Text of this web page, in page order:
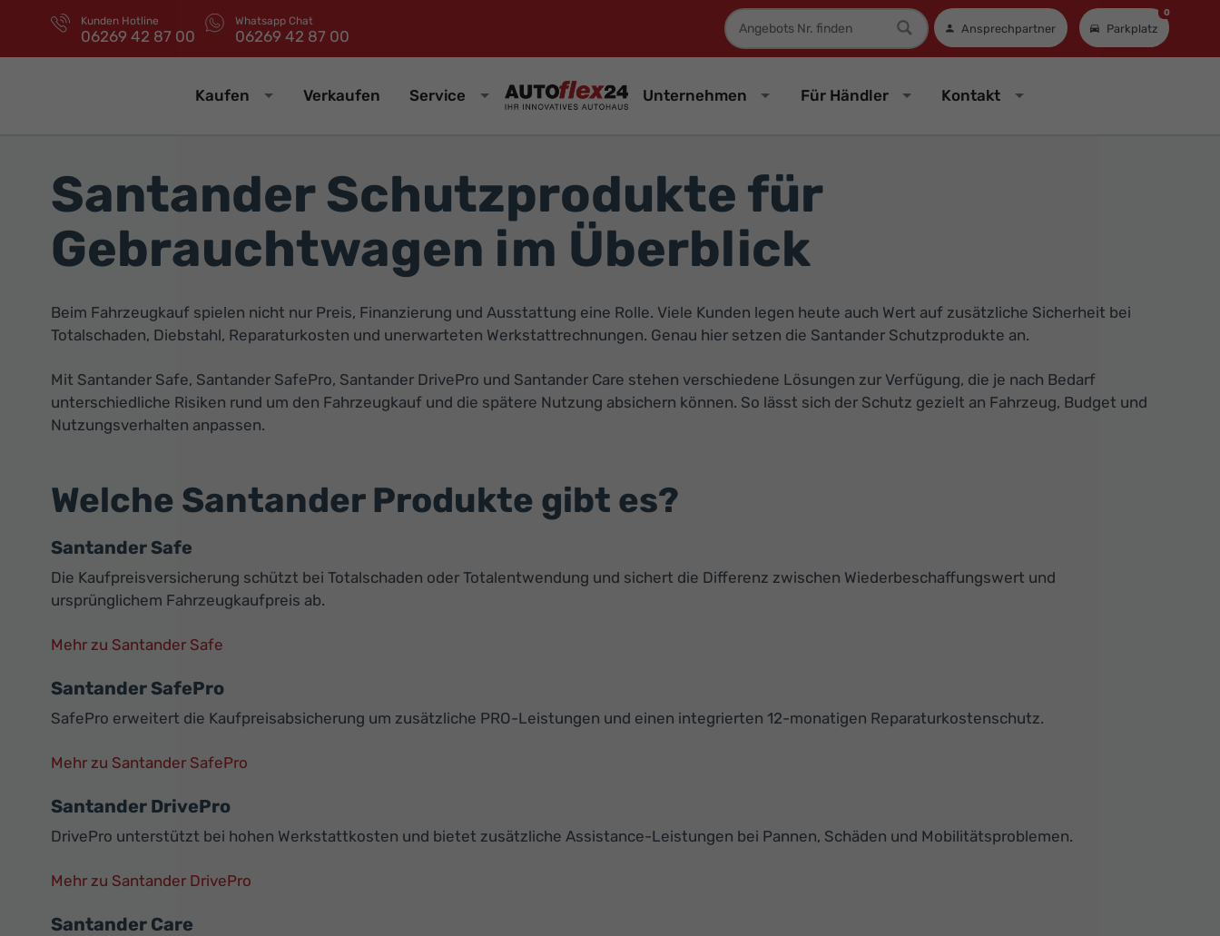
Kunden Hotline
06269 42 87 00
Whatsapp Chat
06269 42 87 00
Fahrzeugnummer
Ansprechpartner Parkplatz
0
Kaufen Verkaufen Service Unternehmen Für Händler Kontakt
Santander Schutzprodukte für
Gebrauchtwagen im Überblick
Beim Fahrzeugkauf spielen nicht nur Preis, Finanzierung und Ausstattung eine Rolle. Viele Kunden legen heute auch Wert auf zusätzliche Sicherheit bei
Totalschaden, Diebstahl, Reparaturkosten und unerwarteten Werkstattrechnungen. Genau hier setzen die Santander Schutzprodukte an.
Mit Santander Safe, Santander SafePro, Santander DrivePro und Santander Care stehen verschiedene Lösungen zur Verfügung, die je nach Bedarf
unterschiedliche Risiken rund um den Fahrzeugkauf und die spätere Nutzung absichern können. So lässt sich der Schutz gezielt an Fahrzeug, Budget und
Nutzungsverhalten anpassen.
Welche Santander Produkte gibt es?
Santander Safe
Die Kaufpreisversicherung schützt bei Totalschaden oder Totalentwendung und sichert die Differenz zwischen Wiederbeschaffungswert und
ursprünglichem Fahrzeugkaufpreis ab.
Mehr zu Santander Safe
Santander SafePro
SafePro erweitert die Kaufpreisabsicherung um zusätzliche PRO-Leistungen und einen integrierten 12-monatigen Reparaturkostenschutz.
Mehr zu Santander SafePro
Santander DrivePro
DrivePro unterstützt bei hohen Werkstattkosten und bietet zusätzliche Assistance-Leistungen bei Pannen, Schäden und Mobilitätsproblemen.
Mehr zu Santander DrivePro
Santander Care